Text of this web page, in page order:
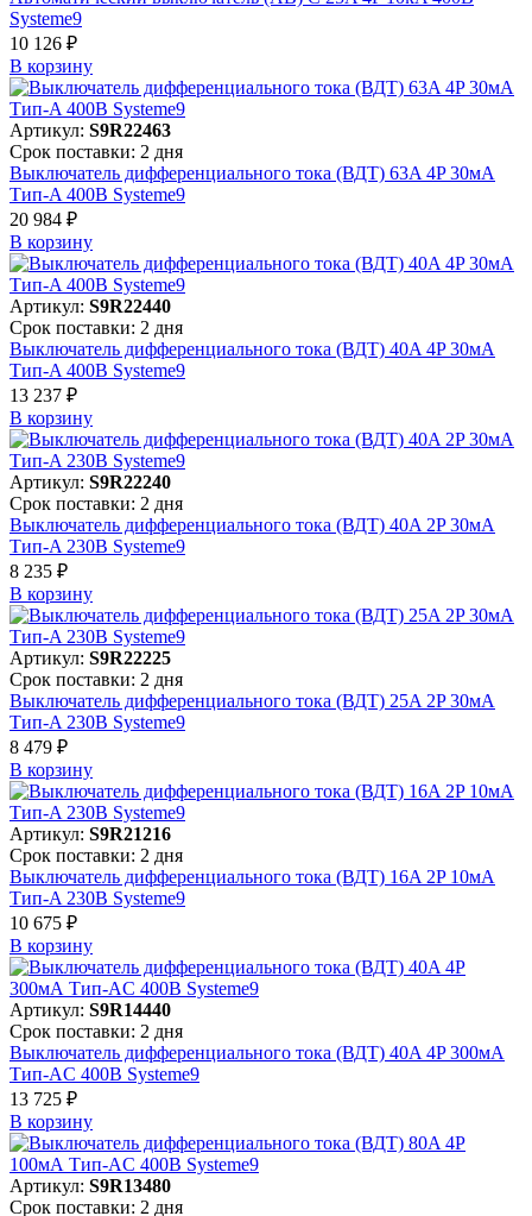
Systeme9
10 126 ₽
В корзинy
Артикул: S9R22463
Срок поставки: 2 дня
Выключатель дифференциального тока (ВДТ) 63A 4P 30мА
Тип-A 400В Systeme9
20 984 ₽
В корзинy
Артикул: S9R22440
Срок поставки: 2 дня
Выключатель дифференциального тока (ВДТ) 40A 4P 30мА
Тип-A 400В Systeme9
13 237 ₽
В корзинy
Артикул: S9R22240
Срок поставки: 2 дня
Выключатель дифференциального тока (ВДТ) 40A 2P 30мА
Тип-A 230В Systeme9
8 235 ₽
В корзинy
Артикул: S9R22225
Срок поставки: 2 дня
Выключатель дифференциального тока (ВДТ) 25A 2P 30мА
Тип-A 230В Systeme9
8 479 ₽
В корзинy
Артикул: S9R21216
Срок поставки: 2 дня
Выключатель дифференциального тока (ВДТ) 16A 2P 10мА
Тип-A 230В Systeme9
10 675 ₽
В корзинy
Артикул: S9R14440
Срок поставки: 2 дня
Выключатель дифференциального тока (ВДТ) 40A 4P 300мА
Тип-AC 400В Systeme9
13 725 ₽
В корзинy
Артикул: S9R13480
Срок поставки: 2 дня